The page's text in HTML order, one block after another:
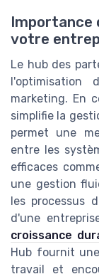
Importance
votre
Le hub des
l'optimisation
marketing. En
simplifie la
permet une
entre les
efficaces
une gestion
les processus
d'une
croissance
Hub fournit
travail et